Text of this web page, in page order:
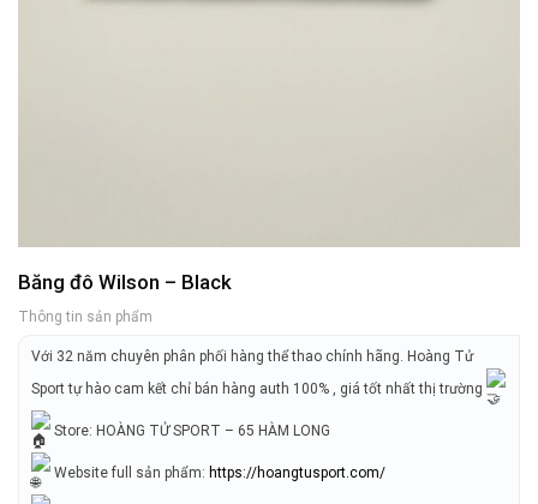
Băng đô Wilson – Black
Thông tin sản phẩm
Với 32 năm chuyên phân phối hàng thể thao chính hãng. Hoàng Tử
Sport tự hào cam kết chỉ bán hàng auth 100% , giá tốt nhất thị trường
Store: HOÀNG TỬ SPORT – 65 HÀM LONG
Website full sản phẩm: https://hoangtusport.com/